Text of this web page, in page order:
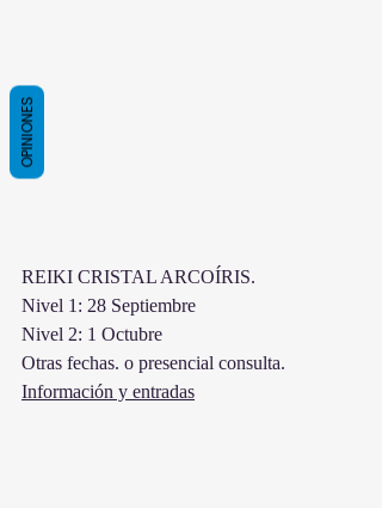
REIKI CRISTAL ARCOÍRIS.
Nivel 1: 28 Septiembre
Nivel 2: 1 Octubre
Otras fechas. o presencial consulta.
Información y entradas
OPINIONES